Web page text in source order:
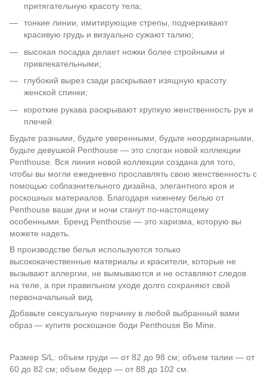
притягательную красоту тела;
тонкие линии, имитирующие стрепы, подчеркивают
красивую грудь и визуально сужают талию;
высокая посадка делает ножки более стройными и
привлекательными;
глубокий вырез сзади раскрывает изящную красоту
женской спинки;
короткие рукава раскрывают хрупкую женственность рук и
плечей.
Будьте разными, будьте уверенными, будьте неординарными,
будьте девушкой Penthouse — это слоган новой коллекции
Penthouse. Вся линия новой коллекции создана для того,
чтобы вы могли ежедневно прославлять свою женственность с
помощью соблазнительного дизайна, элегантного кроя и
роскошных материалов. Благодаря нижнему белью от
Penthouse ваши дни и ночи станут по-настоящему
особенными. Бренд Penthouse — это харизма, которую вы
можете надеть.
В производстве белья используются только
высококачественные материалы и красители, которые не
вызывают аллергии, не вымываются и не оставляют следов
на теле, а при правильном уходе долго сохраняют свой
первоначальный вид.
Добавьте сексуальную перчинку в любой выбранный вами
образ — купите роскошное боди Penthouse Be Mine.
Размер S/L: объем груди — от 82 до 98 см; объем талии — от
60 до 82 см; объем бедер — от 88 до 102 см.